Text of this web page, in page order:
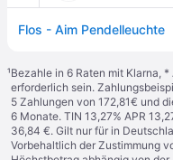
Flos - Aim Pendelleuchte
¹Bezahle in 6 Raten mit Klarna,
erforderlich sein.
5 Zahlungen von 172,81€ und
6 Monate. TIN 13,27% APR
36,84 €. Gilt nur für in
Vorbehaltlich der Zustimmung